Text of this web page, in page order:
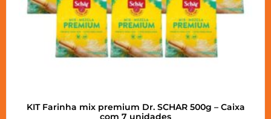
KIT Farinha mix premium Dr. SCHAR 500g – Caixa